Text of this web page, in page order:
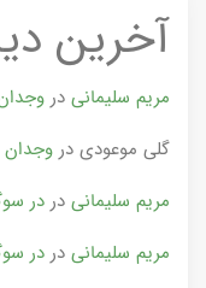
آخرین
مریم سلیمانی در
گلی موعودی در
مریم سلیمانی دردر
مریم سلیمانی دردر